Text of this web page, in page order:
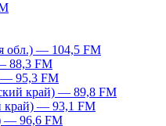
обл.) — 104,5 FM
88,3 FM
— 95,3 FM
край) — 89,8 FM
край) — 93,1 FM
— 96,6 FM